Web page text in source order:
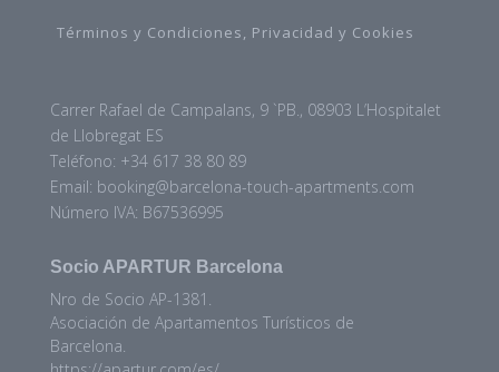
Términos y Condiciones, Privacidad y Cookies
Carrer Rafael de Campalans, 9 `PB., 08903 L’Hospitalet
de Llobregat ES
Teléfono: +34 617 38 80 89
Email: booking@barcelona-touch-apartments.com
Número IVA: B67536995
Socio APARTUR Barcelona
Nro de Socio AP-1381.
Asociación de Apartamentos Turísticos de
Barcelona.